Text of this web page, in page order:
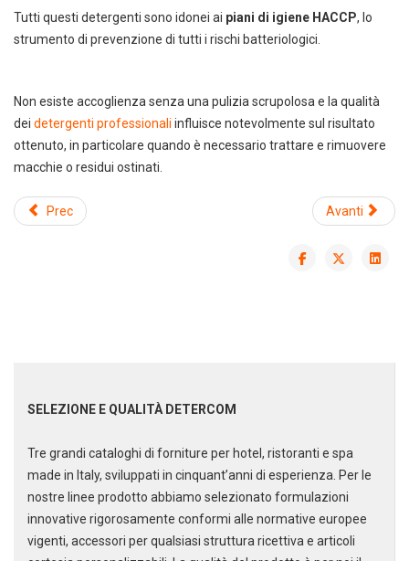
SELEZIONE E QUALITÀ DETERCOM
Tre grandi cataloghi di forniture per hotel, ristoranti e spa
made in Italy, sviluppati in cinquant’anni di esperienza. Per le
nostre linee prodotto abbiamo selezionato formulazioni
innovative rigorosamente conformi alle normative europee
vigenti, accessori per qualsiasi struttura ricettiva e articoli
Tutti questi detergenti sono idonei ai piani di igiene HACCP, lo
strumento di prevenzione di tutti i rischi batteriologici.
Non esiste accoglienza senza una pulizia scrupolosa e la qualità
dei detergenti professionali influisce notevolmente sul risultato
ottenuto, in particolare quando è necessario trattare e rimuovere
macchie o residui ostinati.
Prec Avanti